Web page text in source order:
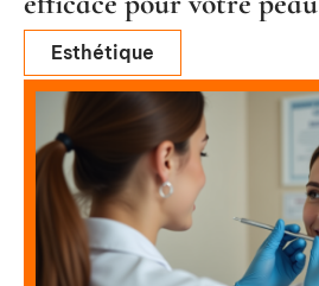
Esthétique